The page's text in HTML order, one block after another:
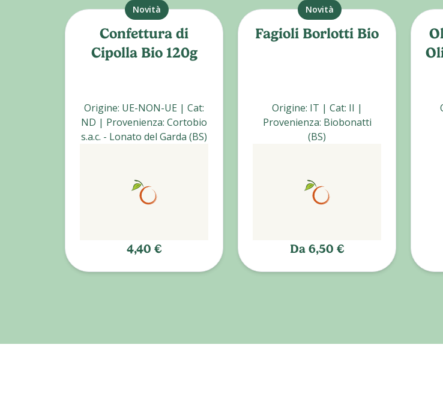
Confettura di
Cipolla Bio 120g
Origine: UE-NON-UE | Cat:
ND | Provenienza: Cortobio
s.a.c. - Lonato del Garda (BS)
4,40 €
Novità
Fagioli Borlotti Bio
Origine: IT | Cat: II |
Provenienza: Biobonatti
(BS)
Da 6,50 €
Novità